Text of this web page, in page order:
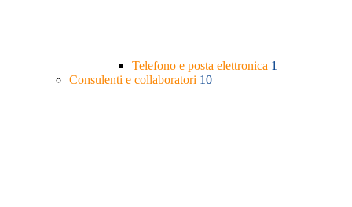
Telefono e posta elettronica 1
Consulenti e collaboratori 10